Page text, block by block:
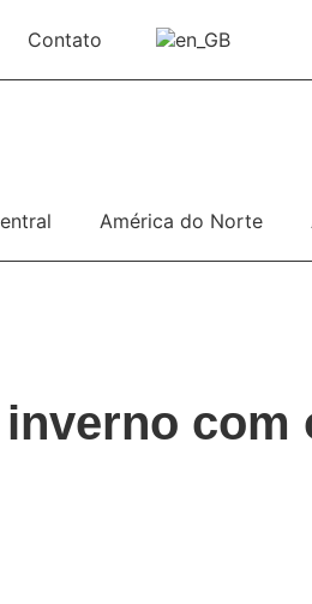
Contato
América do Norte
com